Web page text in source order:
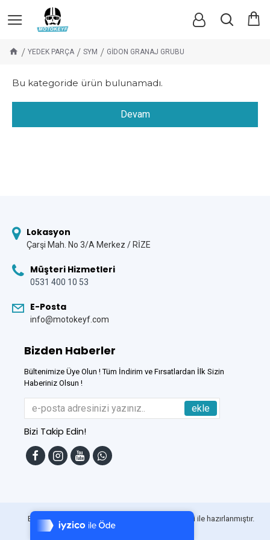
7/24 Canlı Destek
%100 Sorunsuz Alışveriş
YEDEK PARÇA SYM GİDON GRANAJ GRUBU
Bu kategoride ürün bulunamadı.
Devam
Lokasyon
Çarşi Mah. No 3/A Merkez / RİZE
Müşteri Hizmetleri
0531 400 10 53
E-Posta
info@motokeyf.com
Bizden Haberler
Bültenimize Üye Olun ! Tüm İndirim ve Fırsatlardan İlk Sizin
Haberiniz Olsun !
ekle
Bizi Takip Edin!
Bu Site DumanSoft Gelişmiş E-Ticaret sistemleri ile hazırlanmıştır.